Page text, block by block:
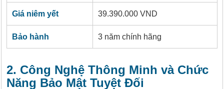
Giá niêm yết 39.390.000 VND
Bảo hành 3 năm chính hãng
2. Công Nghệ Thông Minh và Chức
Năng Bảo Mật Tuyệt Đối